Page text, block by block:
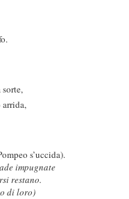
impugnate
restano.
di loro)